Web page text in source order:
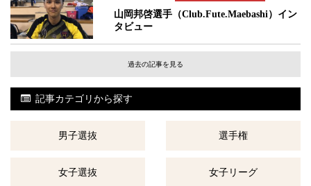
山岡邦啓選手（Club.Fute.Maebashi）イン
タビュー
過去の記事を見る
記事カテゴリから探す
男子選抜 選手権
女子選抜 女子リーグ